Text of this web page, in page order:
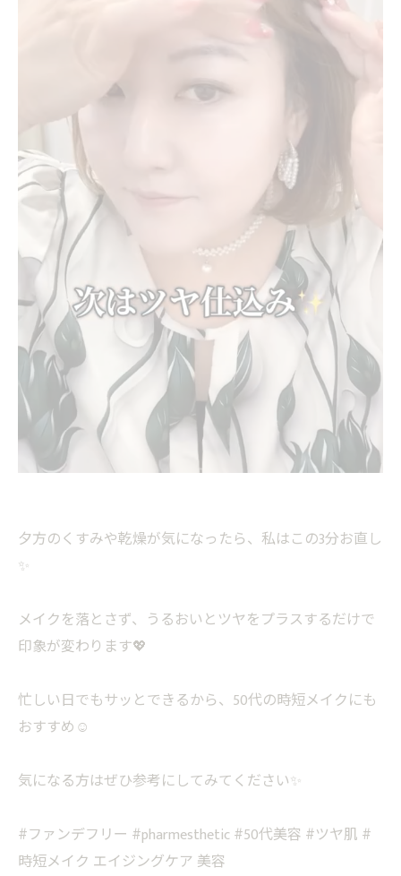
夕方のくすみや乾燥が気になったら、私はこの3分お直し
✨
メイクを落とさず、うるおいとツヤをプラスするだけで
印象が変わります💖
忙しい日でもサッとできるから、50代の時短メイクにも
おすすめ☺️
気になる方はぜひ参考にしてみてください✨
#ファンデフリー #pharmesthetic #50代美容 #ツヤ肌 #
時短メイク エイジングケア 美容